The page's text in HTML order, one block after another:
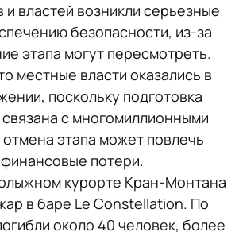
и властей возникли серьезные
безопасности, из-за
этапа могут пересмотреть.
местные власти оказались в
поскольку подготовка
с многомиллионными
этапа может повлечь
потери.
курорте Кран-Монтана
в баре Le Constellation. По
около 40 человек, более